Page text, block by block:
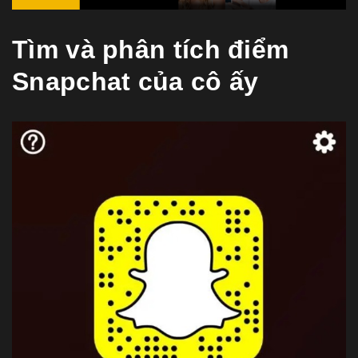
Tìm và phân tích điểm
Snapchat của cô ấy